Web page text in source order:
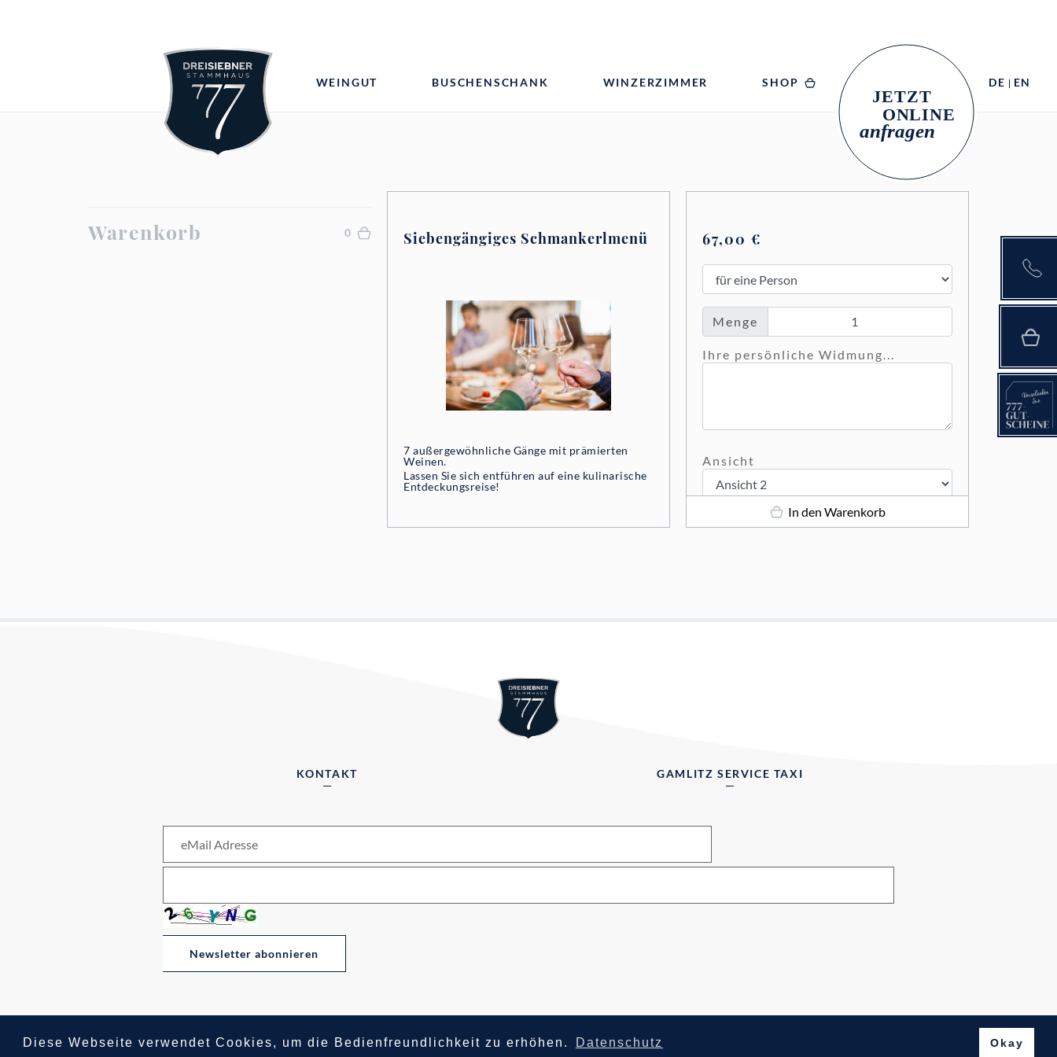
Diese Webseite verwendet Cookies, um die Bedienfreundlichkeit zu erhöhen. Datenschutz Okay
WEINGUT BUSCHENSCHANK WINZERZIMMER SHOP DE EN
Warenkorb 0 Siebengängiges Schmankerlmenü
7 außergewöhnliche Gänge mit prämierten
Weinen.
Lassen Sie sich entführen auf eine kulinarische
Entdeckungsreise!
67,00 €
Menge
Ihre persönliche Widmung...
Ansicht
In den Warenkorb
KONTAKT GAMLITZ SERVICE TAXI
Newsletter abonnieren